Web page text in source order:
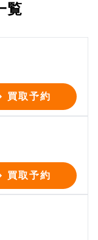
覧
買取予約
買取予約